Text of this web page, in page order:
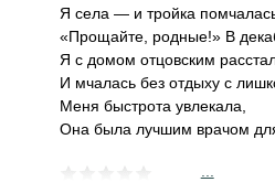
Я села — и тройка
«Прощайте, родные!» В
Я с домом отцовским
И мчалась без отдыху с
Меня быстрота увлекала,
Она была лучшим врачом